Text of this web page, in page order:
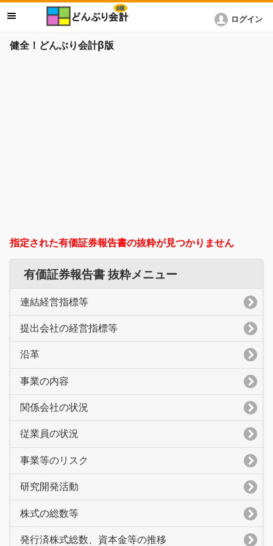
健全！どんぶり会計β版
ログイン
指定された有価証券報告書の抜粋が見つかりません
有価証券報告書 抜粋メニュー
連結経営指標等
提出会社の経営指標等
沿革
事業の内容
関係会社の状況
従業員の状況
事業等のリスク
研究開発活動
株式の総数等
発行済株式総数、資本金等の推移